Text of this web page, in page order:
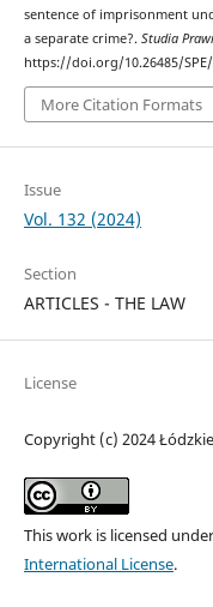
sentence of imprisonment
a separate crime?. Studia
https://doi.org/10.26485/
More Citation Formats
Issue
Vol. 132 (2024)
Section
ARTICLES - THE LAW
License
Copyright (c) 2024
This work is licensed
International License.